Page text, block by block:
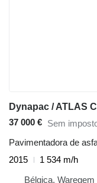
Dynapac / ATLAS
37 000 € Sem
Pavimentadora de
2015
1 534 m/h
Bélgica, Waregem